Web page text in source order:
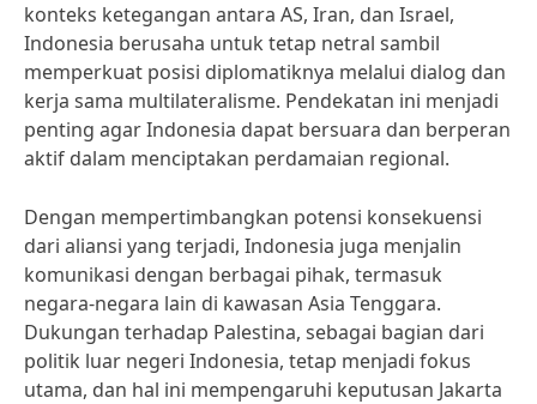
konteks ketegangan antara AS, Iran, dan Israel,
Indonesia berusaha untuk tetap netral sambil
memperkuat posisi diplomatiknya melalui dialog dan
kerja sama multilateralisme. Pendekatan ini menjadi
penting agar Indonesia dapat bersuara dan berperan
aktif dalam menciptakan perdamaian regional.
Dengan mempertimbangkan potensi konsekuensi
dari aliansi yang terjadi, Indonesia juga menjalin
komunikasi dengan berbagai pihak, termasuk
negara-negara lain di kawasan Asia Tenggara.
Dukungan terhadap Palestina, sebagai bagian dari
politik luar negeri Indonesia, tetap menjadi fokus
utama, dan hal ini mempengaruhi keputusan Jakarta